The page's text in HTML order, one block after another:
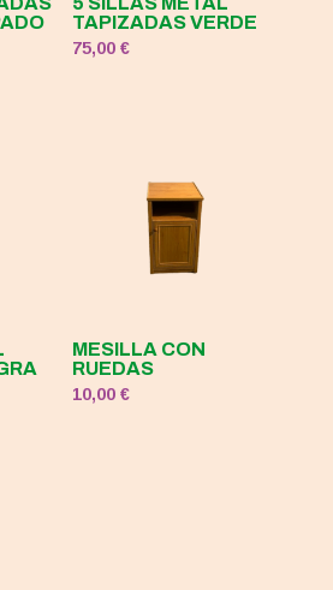
TAPIZADAS VERDE
75,00€
MESILLA CON
RUEDAS
10,00€